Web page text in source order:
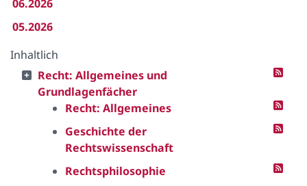
06.2026
05.2026
Inhaltlich
Recht: Allgemeines und
Grundlagenfächer
Recht: Allgemeines
Geschichte der
Rechtswissenschaft
Rechtsphilosophie